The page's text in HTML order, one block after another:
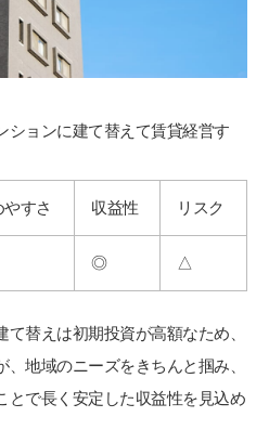
ションに建て替えて賃貸経営す
すさ 収益性 リスク
◎ △
替えは初期投資が高額なため、
地域のニーズをきちんと掴み、
とで長く安定した収益性を見込め